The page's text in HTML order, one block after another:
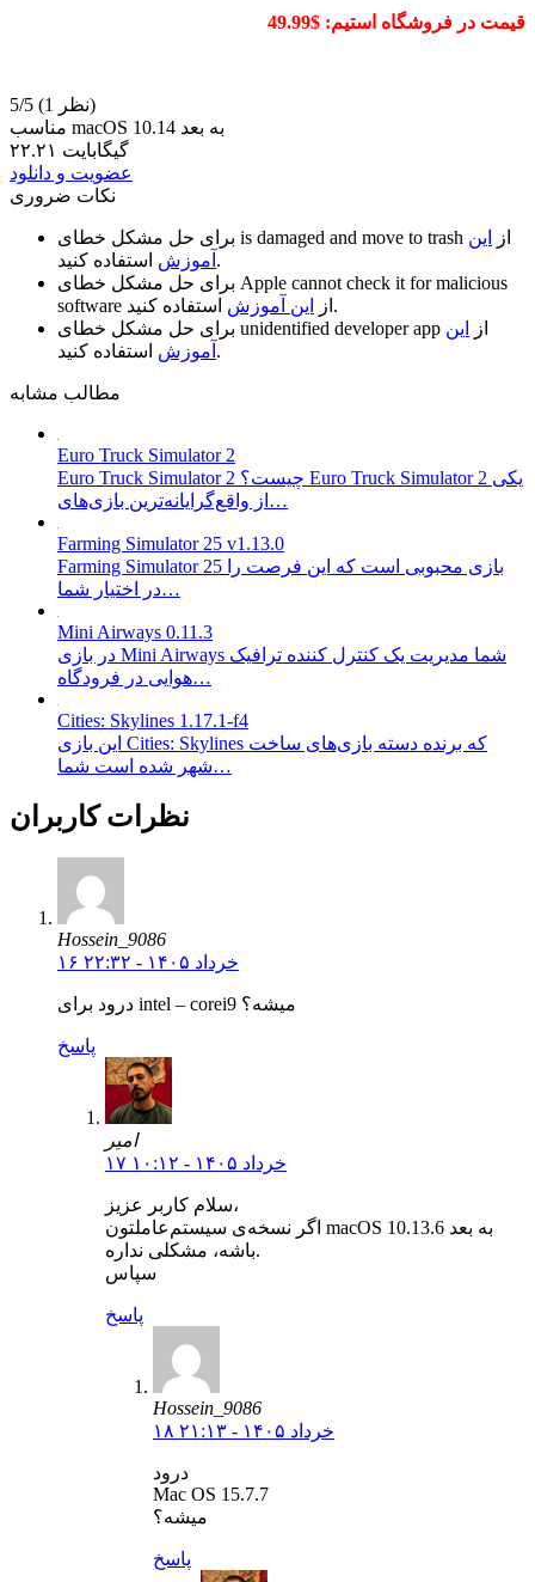
قیمت در فروشگاه استیم: $49.99
5/5
(1 نظر)
مناسب macOS 10.14 به بعد
۲۲.۲۱ گیگابایت
عضویت و دانلود
نکات ضروری
is damaged and move to trash از
این
آموزش استفاده کنید.
Apple cannot check it for malicious
software
از این آموزش
استفاده کنید.
unidentified developer app از
این
آموزش استفاده کنید.
مطالب مشابه
Euro Truck Simulator 2
Euro Truck Simulator 2 چیست؟ Euro Truck Simulator 2 یکی
از واقع‌گرایانه‌ترین بازی‌های…
Farming Simulator 25 v1.13.0
Farming Simulator 25 بازی محبوبی است که این فرصت را
در اختیار شما…
Mini Airways 0.11.3
در بازی Mini Airways شما مدیریت یک کنترل کننده ترافیک
هوایی در فرودگاه…
Cities: Skylines 1.17.1-f4
این بازی Cities: Skylines که برنده دسته بازی‌های ساخت
شهر شده است شما…
نظرات کاربران
Hossein_9086
۱۶ خرداد ۱۴۰۵ - ۲۲:۳۲
درود برای intel – corei9 میشه؟
پاسخ
امیر
۱۷ خرداد ۱۴۰۵ - ۱۰:۱۲
سلام کاربر عزیز،
اگر نسخه‌ی سیستم‌عاملتون macOS 10.13.6 به بعد
باشه، مشکلی نداره.
سپاس
پاسخ
Hossein_9086
۱۸ خرداد ۱۴۰۵ - ۲۱:۱۳
درود
Mac OS 15.7.7
میشه؟
پاسخ